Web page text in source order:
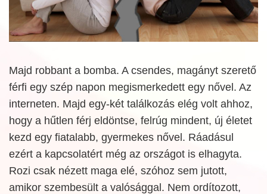
Majd robbant a bomba. A csendes, magányt szerető
férfi egy szép napon megismerkedett egy nővel. Az
interneten. Majd egy-két találkozás elég volt ahhoz,
hogy a hűtlen férj eldöntse, felrúg mindent, új életet
kezd egy fiatalabb, gyermekes nővel. Ráadásul
ezért a kapcsolatért még az országot is elhagyta.
Rozi csak nézett maga elé, szóhoz sem jutott,
amikor szembesült a valósággal. Nem ordítozott,